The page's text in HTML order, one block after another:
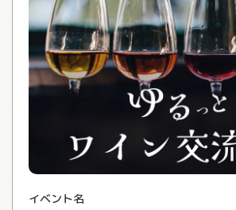
イベント名